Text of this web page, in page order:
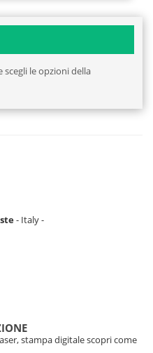
scegli le opzioni della
- Italy -
stampa digitale scopri come